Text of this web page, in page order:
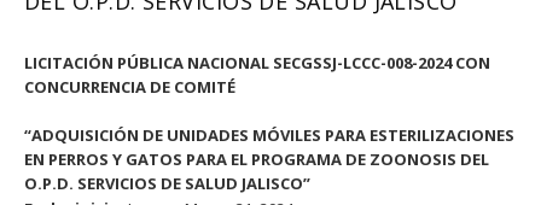
LICITACIÓN PÚBLICA NACIONAL SECGSSJ-LCCC-008-2024 CON
CONCURRENCIA DE COMITÉ
“ADQUISICIÓN DE UNIDADES MÓVILES PARA ESTERILIZACIONES
EN PERROS Y GATOS PARA EL PROGRAMA DE ZOONOSIS DEL
O.P.D. SERVICIOS DE SALUD JALISCO”